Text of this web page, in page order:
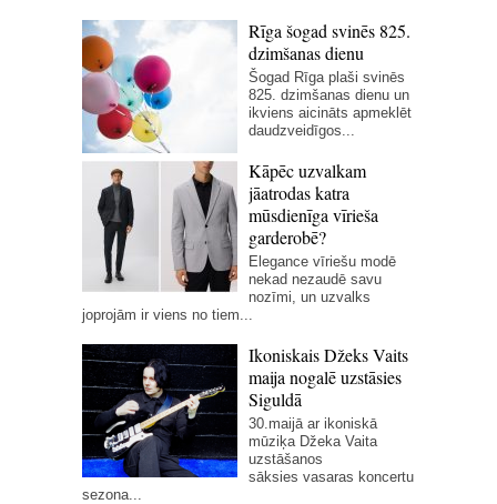
Rīga šogad svinēs 825.
dzimšanas dienu
Šogad Rīga plaši svinēs
825. dzimšanas dienu un
ikviens aicināts apmeklēt
daudzveidīgos...
Kāpēc uzvalkam
jāatrodas katra
mūsdienīga vīrieša
garderobē?
Elegance vīriešu modē
nekad nezaudē savu
nozīmi, un uzvalks
joprojām ir viens no tiem...
Ikoniskais Džeks Vaits
maija nogalē uzstāsies
Siguldā
30.maijā ar ikoniskā
mūziķa Džeka Vaita
uzstāšanos
sāksies vasaras koncertu
sezona...